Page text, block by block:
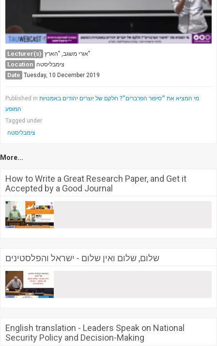
Lecturer(s) אורי משגב, "הארץ"
Location צימבליסטה
Date Tuesday, 10 December 2019
Published in מי המציא את ״סיפור הפרברים״? חלקם של יוצרים יהודים באמנויות
המופע
Tagged under
צימבליסטה
More...
How to Write a Great Research Paper, and Get it
Accepted by a Good Journal
שלום, שלום ואין שלום - ישראל והפלסטינים
English translation - Leaders Speak on National
Security Policy and Decision-Making